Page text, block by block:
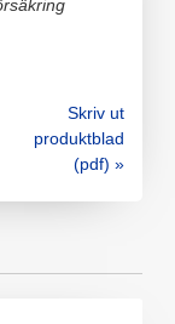
Skriv ut
produktblad
(pdf) »